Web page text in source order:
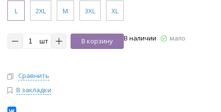
L 2XL M 3XL XL
шт В корзину В наличии мало
Сравнить
В закладки